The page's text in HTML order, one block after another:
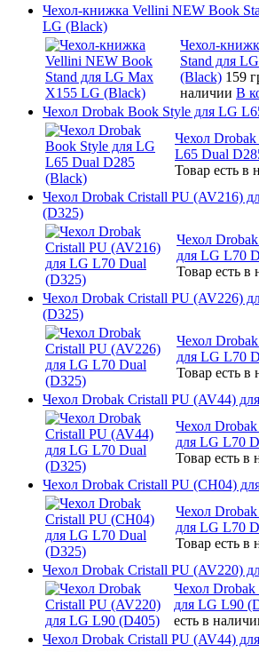
Чехол-книжка Vellini NEW Book
LG (Black)
Чехол-
Stand для
(Black) 159
наличии В
Чехол Drobak Book Style для LG
Чехол
L65 Dual
Товар есть в
Чехол Drobak Cristall PU (AV216)
(D325)
Чехол
для LG L70
Товар есть в
Чехол Drobak Cristall PU (AV226)
(D325)
Чехол
для LG L70
Товар есть в
Чехол Drobak Cristall PU (AV44)
Чехол
для LG L70
Товар есть в
Чехол Drobak Cristall PU (CH04)
Чехол
для LG L70
Товар есть в
Чехол Drobak Cristall PU (AV220)
Чехол
для LG L90
есть в
Чехол Drobak Cristall PU (AV44)